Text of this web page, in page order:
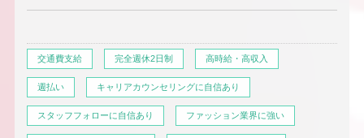
交通費支給 完全週休2日制 高時給・高収入
週払い キャリアカウンセリングに自信あり
スタッフフォローに自信あり ファッション業界に強い